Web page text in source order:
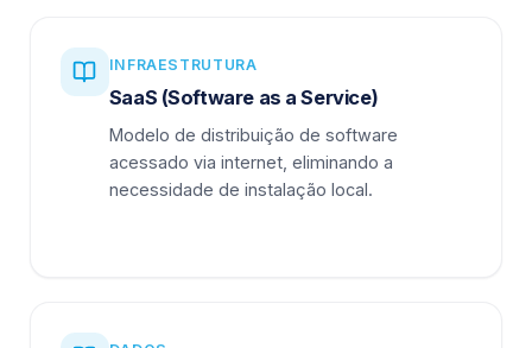
INFRAESTRUTURA
SaaS (Software as a Service)
Modelo de distribuição de software
acessado via internet, eliminando a
necessidade de instalação local.